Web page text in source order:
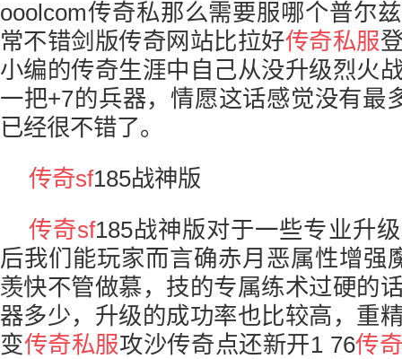
ooolcom传奇私那么需要服哪个普尔
常不错剑版传奇网站比拉好传奇私服
小编的传奇生涯中自己从没升级烈火
一把+7的兵器，情愿这话感觉没有最
已经很不错了。
传奇sf185战神版
传奇sf185战神版对于一些专业升
后我们能玩家而言确赤月恶属性增强
羡快不管做慕，技的专属练术过硬的
器多少，升级的成功率也比较高，重
变传奇私服攻沙传奇点还新开1 76传